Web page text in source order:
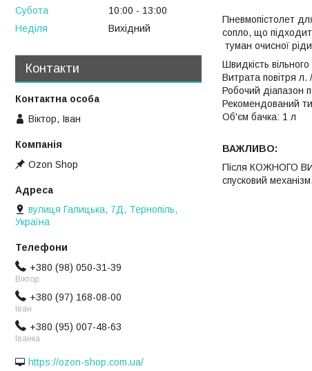
Пневмопістолет
сопло, що
туман очисної
Швидкість
Витрата повітря
Робочий діапазон
Рекомендований
Об'єм бачка: 1 л
ВАЖЛИВО:
Після КОЖНОГО
спусковий
Субота
10:00
13:00
Неділя
Вихідний
Контакти
Віктор, Іван
Ozon Shop
вулиця Галицька, 7Д, Тернопіль,
Україна
+380 (98) 050-31-39
Віктор
+380 (97) 168-08-00
Іван
+380 (95) 007-48-63
Іванка
https://ozon-shop.com.ua/